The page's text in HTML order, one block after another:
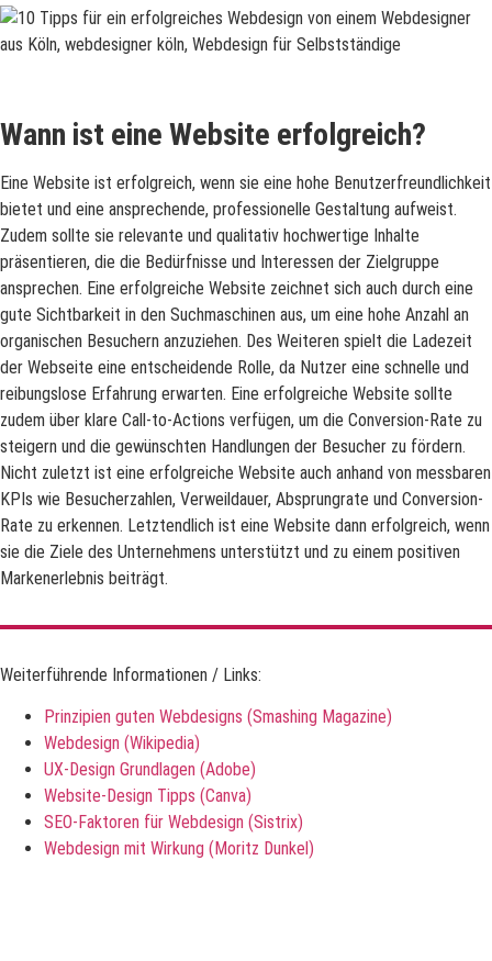
Wann ist eine Website erfolgreich?
Eine Website ist erfolgreich, wenn sie eine hohe Benutzerfreundlichkeit
bietet und eine ansprechende, professionelle Gestaltung aufweist.
Zudem sollte sie relevante und qualitativ hochwertige Inhalte
präsentieren, die die Bedürfnisse und Interessen der Zielgruppe
ansprechen. Eine erfolgreiche Website zeichnet sich auch durch eine
gute Sichtbarkeit in den Suchmaschinen aus, um eine hohe Anzahl an
organischen Besuchern anzuziehen. Des Weiteren spielt die Ladezeit
der Webseite eine entscheidende Rolle, da Nutzer eine schnelle und
reibungslose Erfahrung erwarten. Eine erfolgreiche Website sollte
zudem über klare Call-to-Actions verfügen, um die Conversion-Rate zu
steigern und die gewünschten Handlungen der Besucher zu fördern.
Nicht zuletzt ist eine erfolgreiche Website auch anhand von messbaren
KPIs wie Besucherzahlen, Verweildauer, Absprungrate und Conversion-
Rate zu erkennen. Letztendlich ist eine Website dann erfolgreich, wenn
sie die Ziele des Unternehmens unterstützt und zu einem positiven
Markenerlebnis beiträgt.
Weiterführende Informationen / Links:
Prinzipien guten Webdesigns (Smashing Magazine)
Webdesign (Wikipedia)
UX-Design Grundlagen (Adobe)
Website-Design Tipps (Canva)
SEO-Faktoren für Webdesign (Sistrix)
Webdesign mit Wirkung (Moritz Dunkel)